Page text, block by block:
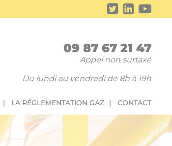
09 87 67 21 47
Appel non surtaxé
Du lundi au vendredi de 8h à 19h
LA RÉGLEMENTATION GAZ CONTACT